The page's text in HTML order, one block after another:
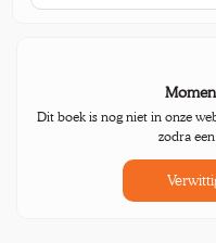
Dit boek is nog niet in onze
zodra